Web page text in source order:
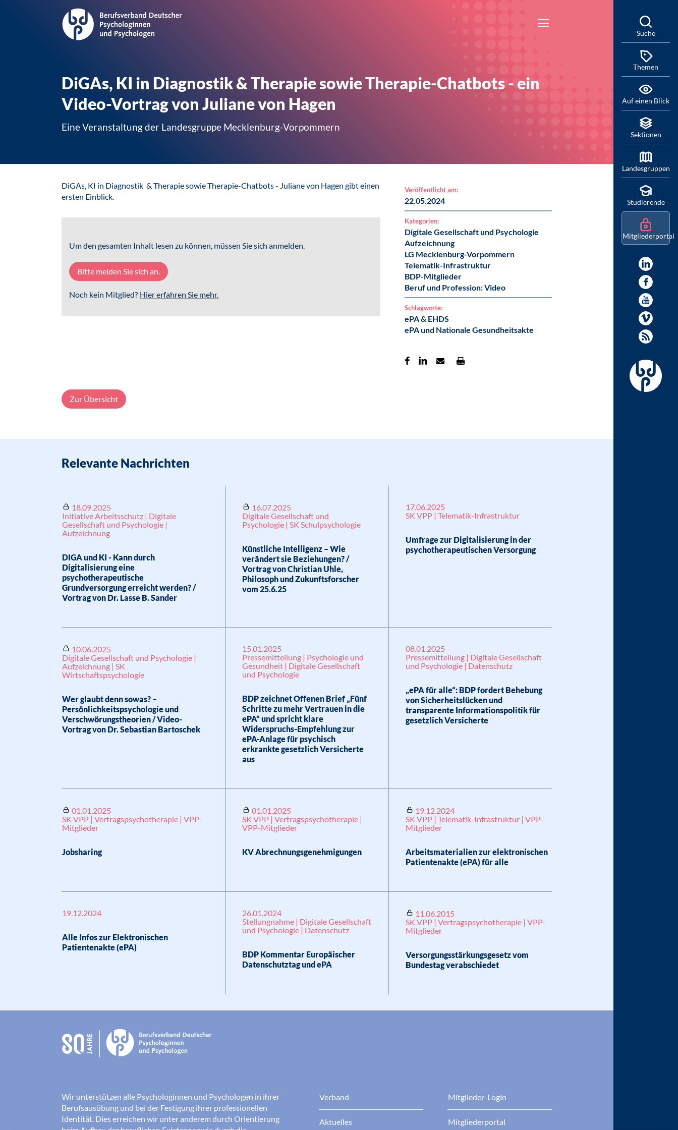
DiGAs, KI in Diagnostik & Therapie sowie Therapie-Chatbots - ein
Video-Vortrag von Juliane von Hagen
Eine Veranstaltung der Landesgruppe Mecklenburg-Vorpommern
DiGAs, KI in Diagnostik & Therapie sowie Therapie-Chatbots - Juliane von Hagen gibt einen
ersten Einblick.
Um den gesamten Inhalt lesen zu können, müssen Sie sich anmelden.
Bitte melden Sie sich an.
Noch kein Mitglied? Hier erfahren Sie mehr.
Veröffentlicht am:
22.05.2024
Kategorien:
Digitale Gesellschaft und Psychologie
Aufzeichnung
LG Mecklenburg-Vorpommern
Telematik-Infrastruktur
BDP-Mitglieder
Beruf und Profession: Video
Schlagworte:
ePA & EHDS
ePA und Nationale Gesundheitsakte
Zur Übersicht
Relevante Nachrichten
18.09.2025
Initiative Arbeitsschutz | Digitale
Gesellschaft und Psychologie |
Aufzeichnung
DIGA und KI - Kann durch
Digitalisierung eine
psychotherapeutische
Grundversorgung erreicht werden? /
Vortrag von Dr. Lasse B. Sander
16.07.2025
Digitale Gesellschaft und
Psychologie | SK Schulpsychologie
Künstliche Intelligenz – Wie
verändert sie Beziehungen? /
Vortrag von Christian Uhle,
Philosoph und Zukunftsforscher
vom 25.6.25
17.06.2025
SK VPP | Telematik-Infrastruktur
Umfrage zur Digitalisierung in der
psychotherapeutischen Versorgung
10.06.2025
Digitale Gesellschaft und Psychologie |
Aufzeichnung | SK
Wirtschaftspsychologie
Wer glaubt denn sowas? –
Persönlichkeitspsychologie und
Verschwörungstheorien / Video-
Vortrag von Dr. Sebastian Bartoschek
15.01.2025
Pressemitteilung | Psychologie und
Gesundheit | Digitale Gesellschaft
und Psychologie
BDP zeichnet Offenen Brief „Fünf
Schritte zu mehr Vertrauen in die
ePA“ und spricht klare
Widerspruchs-Empfehlung zur
ePA-Anlage für psychisch
erkrankte gesetzlich Versicherte
aus
08.01.2025
Pressemitteilung | Digitale Gesellschaft
und Psychologie | Datenschutz
„ePA für alle“: BDP fordert Behebung
von Sicherheitslücken und
transparente Informationspolitik für
gesetzlich Versicherte
01.01.2025
SK VPP | Vertragspsychotherapie | VPP-
Mitglieder
Jobsharing
01.01.2025
SK VPP | Vertragspsychotherapie |
VPP-Mitglieder
KV Abrechnungsgenehmigungen
19.12.2024
SK VPP | Telematik-Infrastruktur | VPP-
Mitglieder
Arbeitsmaterialien zur elektronischen
Patientenakte (ePA) für alle
19.12.2024
Alle Infos zur Elektronischen
Patientenakte (ePA)
26.01.2024
Stellungnahme | Digitale Gesellschaft
und Psychologie | Datenschutz
BDP Kommentar Europäischer
Datenschutztag und ePA
11.06.2015
SK VPP | Vertragspsychotherapie | VPP-
Mitglieder
Versorgungsstärkungsgesetz vom
Bundestag verabschiedet
Wir unterstützen alle Psychologinnen und Psychologen in ihrer
Berufsausübung und bei der Festigung ihrer professionellen
Identität. Dies erreichen wir unter anderem durch Orientierung
Verband
Aktuelles
Mitglieder-Login
Mitgliederportal
Suche
Themen
Auf einen Blick
Sektionen
Landesgruppen
Studierende
Mitgliederportal